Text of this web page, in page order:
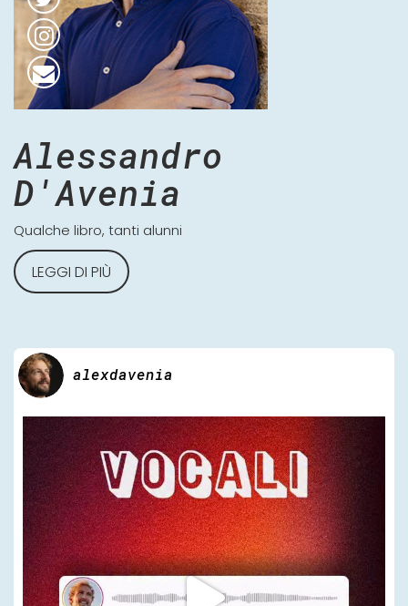
Alessandro
D'Avenia
Qualche libro, tanti alunni
LEGGI DI PIÙ
alexdavenia